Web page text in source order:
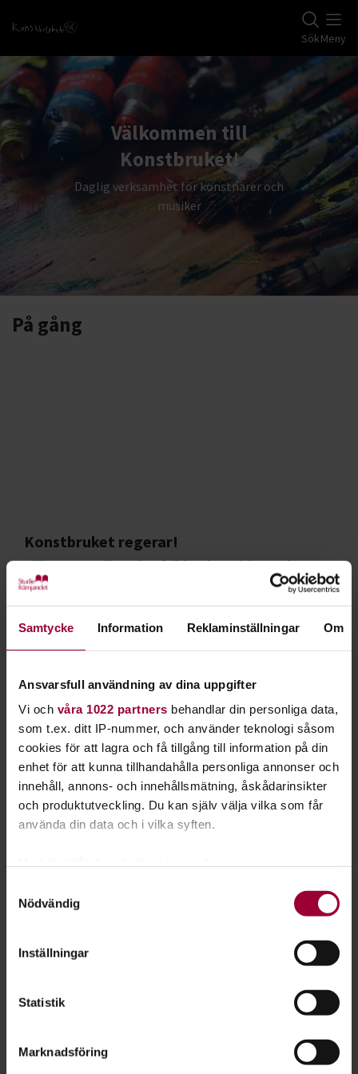
Samtycke Information Reklaminställningar Om
Ansvarsfull användning av dina uppgifter
Vi och våra 1022 partners behandlar din personliga data,
som t.ex. ditt IP-nummer, och använder teknologi såsom
cookies för att lagra och få tillgång till information på din
enhet för att kunna tillhandahålla personliga annonser och
innehåll, annons- och innehållsmätning, åskådarinsikter
och produktutveckling. Du kan själv välja vilka som får
använda din data och i vilka syften.
som kan ha en noggrannhet på upp till flera meter
Ta reda på mer om hur dina personliga uppgifter
Du kan ändra eller dra tillbaka ditt samtycke när som
För att du ska få en så bra upplevelse som möjligt
Nödvändig
Inställningar
Statistik
Marknadsföring
Gå till studiefrämjandets startsida SökMeny
Välkommen till
Konstbruket!
Daglig verksamhet för konstnärer och
musiker
På gång
Konstbruket regerar!
Välkommen till en dag fylld av kreativitet och
musik! Söndag 16 november kl.12–16, Kulturoasen i
Hågaby, Uppsala
I Konstellation möts ett tiotalet konstnärskap från
Konstbruket i en mångfacetterad samling verk som
utmanar normer och vidgar perspektiv.